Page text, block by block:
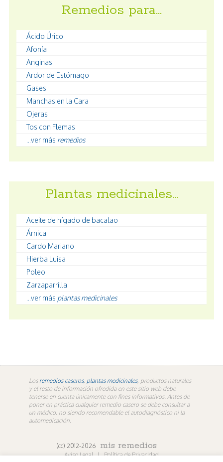
Remedios para…
Ácido Úrico
Afonía
Anginas
Ardor de Estómago
Gases
Manchas en la Cara
Ojeras
Tos con Flemas
...ver más remedios
Plantas medicinales…
Aceite de hígado de bacalao
Árnica
Cardo Mariano
Hierba Luisa
Poleo
Zarzaparrilla
...ver más plantas medicinales
Los remedios caseros, plantas medicinales, productos naturales
y el resto de información ofredida en este sitio web debe
tenerse en cuenta únicamente con fines informativos. Antes de
poner en práctica cualquier remedio casero se debe consultar a
un médico, no siendo recomendable el autodiagnóstico ni la
automedicación.
(cc) 2012-2026 mis remedios
Aviso Legal | Política de Privacidad